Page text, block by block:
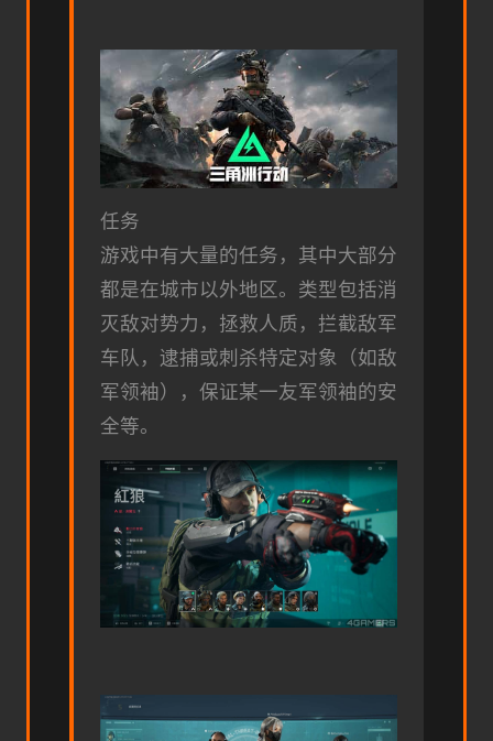
任务
游戏中有大量的任务，其中大部分
都是在城市以外地区。类型包括消
灭敌对势力，拯救人质，拦截敌军
车队，逮捕或刺杀特定对象（如敌
军领袖），保证某一友军领袖的安
全等。